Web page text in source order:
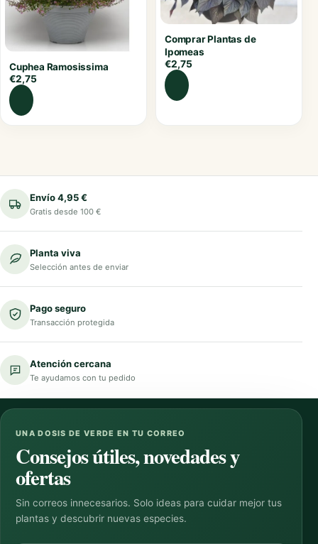
Cuphea Ramosissima
€2,75
Comprar Plantas de
Ipomeas
€2,75
Envío 4,95 €
Gratis desde 100 €
Planta viva
Selección antes de enviar
Pago seguro
Transacción protegida
Atención cercana
Te ayudamos con tu pedido
UNA DOSIS DE VERDE EN TU CORREO
Consejos útiles, novedades y
ofertas
Sin correos innecesarios. Solo ideas para cuidar mejor tus
plantas y descubrir nuevas especies.